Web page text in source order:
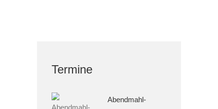
Termine
Abendmahl-